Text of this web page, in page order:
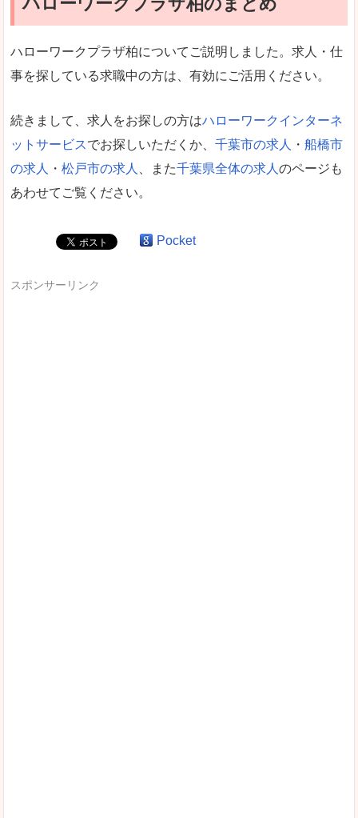
ハローワークプラザ柏についてご説明しました。求人・仕
事を探している求職中の方は、有効にご活用ください。
続きまして、求人をお探しの方はハローワークインターネ
ットサービスでお探しいただくか、 千葉市の求人 ・ 船橋市
の求人
・ 松戸市の求人 、また千葉県全体の求人 のページも
あわせてご覧ください。
Pocket
スポンサーリンク